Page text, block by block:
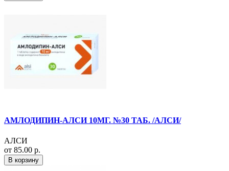
АМЛОДИПИН-АЛСИ 10МГ. №30 ТАБ. /АЛСИ/
АЛСИ
от 85.00 р.
В корзину